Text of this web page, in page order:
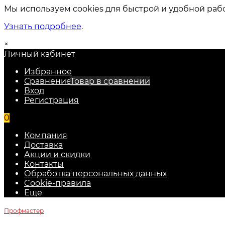
Мы используем cookies для быстрой и удобной
Узнать подробнее.
×
Личный кабинет
Избранное
СравнениеТовар в сравнении
Вход
Регистрация
0
Компания
Доставка
Акции и скидки
Контакты
Обработка персональных данных
Cookie-правила
Еще
Профмастер